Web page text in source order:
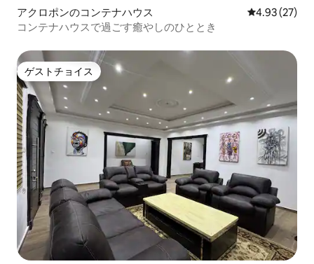
アクロポンのコンテナハウス レビュー27
4.93 (27)
コンテナハウスで過ごす癒やしのひととき
ゲストチョイス
ゲストチョイス